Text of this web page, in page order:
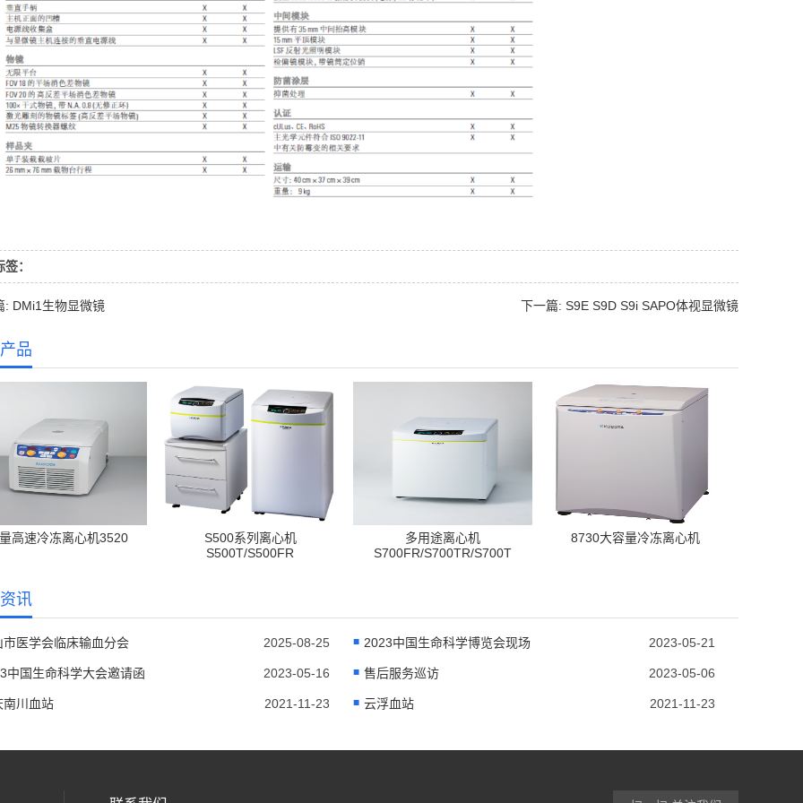
：
: DMi1生物显微镜 下一篇: S9E S9D S9i SAPO体视显微镜
品
高速冷冻离心机3520
S500系列离心机
S500T/S500FR
多用途离心机
S700FR/S700TR/S700T
8730大容量冷冻离心机
讯
市医学会临床输血分会 2025-08-25 2023中国生命科学博览会现场 2023-05-21
中国生命科学大会邀请函 2023-05-16 售后服务巡访 2023-05-06
南川血站 2021-11-23 云浮血站 2021-11-23